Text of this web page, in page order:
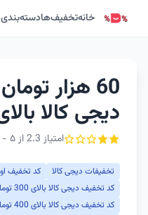
خانهتخفیف‌ها
60 هزار
دیجی کالا بالای 600
امتیاز 2.3 از ۵ - 3 رأی
تخفیفات دیجی کالا
کد تخفیف
کد تخفیف دیجی کالا بالای 300 تومان
کد تخفیف دیجی کالا بالای 400 تومان